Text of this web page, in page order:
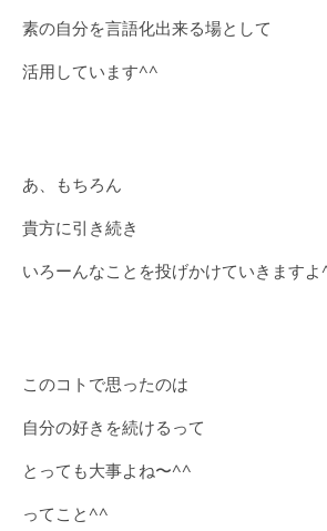
素の自分を言語化出来る場として
活用しています^^
あ、もちろん
貴方に引き続き
いろーんなことを投げかけていきます
このコトで思ったのは
自分の好きを続けるって
とっても大事よね〜^^
ってこと^^